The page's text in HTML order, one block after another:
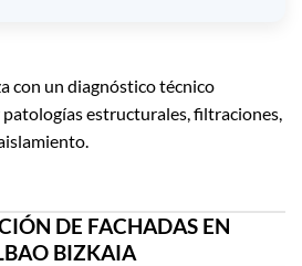
con un diagnóstico técnico
estructurales, filtraciones,
DE FACHADAS EN
BIZKAIA